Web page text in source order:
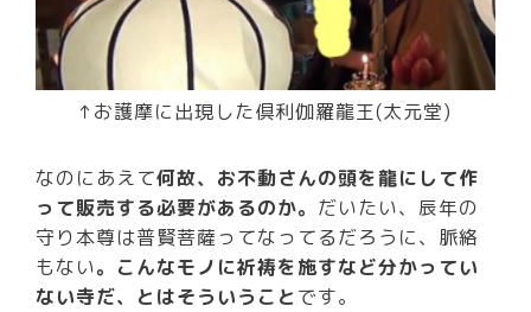
↑お護摩に出現した倶利伽羅龍王(太元堂)
なのにあえて何故、お不動さんの頭を龍にして作
って販売する必要があるのか。 だいたい、辰年の
守り本尊は普賢菩薩ってなってるだろうに、脈絡
もない。こんなモノに祈祷を施すなど分かってい
ない寺だ、とはそういうこと です。